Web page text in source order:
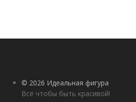
© 2026 Идеальная фигура
Всё чтобы быть красивой!